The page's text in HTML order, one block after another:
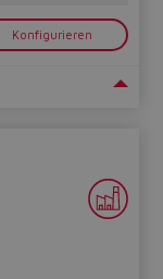
Konfigurieren